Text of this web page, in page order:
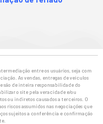
entre os usuários, seja com
As vendas, entregas de veículos
são de inteira responsabilidade do
o site pela veracidade e/ou
ou indiretos causados a terceiros. O
riscos assumidos nas negociações que
sujeitos a conferência e confirmação